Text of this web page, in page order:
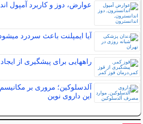
عوارض، دوز و کاربرد آمپول
آیا ایمپلنت باعث سردرد
راههایی برای پیشگیری از
آلدسلوکین؛ مروری بر
این داروی نوین